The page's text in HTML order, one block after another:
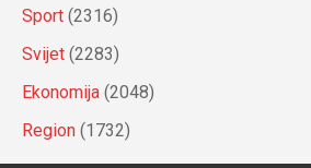
Sport (2316)
Svijet (2283)
Ekonomija (2048)
Region (1732)